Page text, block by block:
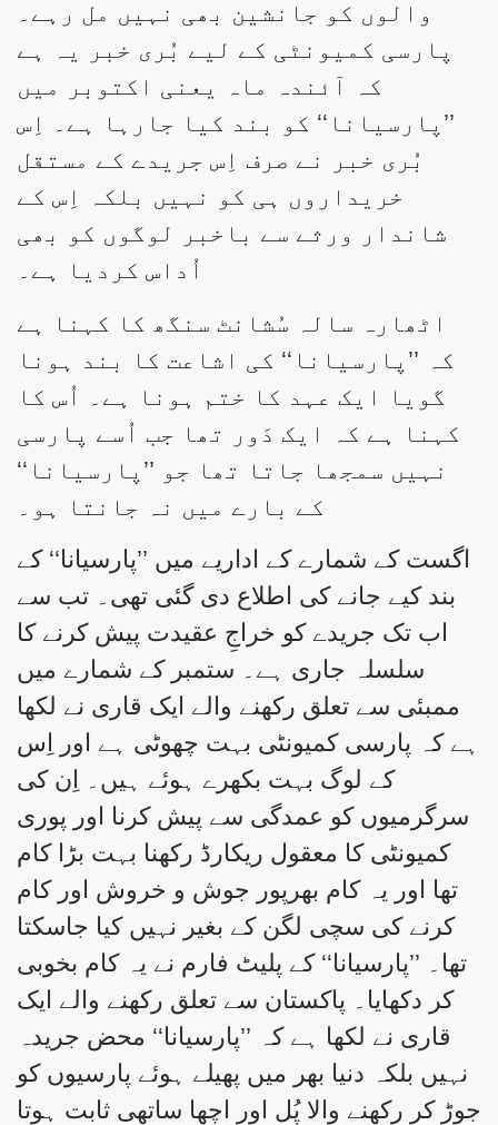
والوں کو جانشین بھی نہیں مل رہے۔
پارسی کمیونٹی کے لیے بُری خبر یہ ہے
کہ آئندہ ماہ یعنی اکتوبر میں
’’پارسیانا‘‘ کو بند کیا جارہا ہے۔ اِس
بُری خبر نے صرف اِس جریدے کے مستقل
خریداروں ہی کو نہیں بلکہ اِس کے
شاندار ورثے سے باخبر لوگوں کو بھی
اُداس کردیا ہے۔
اٹھارہ سالہ سُشانٹ سنگھ کا کہنا ہے
کہ ’’پارسیانا‘‘ کی اشاعت کا بند ہونا
گویا ایک عہد کا ختم ہونا ہے۔ اُس کا
کہنا ہے کہ ایک دَور تھا جب اُسے پارسی
نہیں سمجھا جاتا تھا جو ’’پارسیانا‘‘
کے بارے میں نہ جانتا ہو۔
اگست کے شمارے کے اداریے میں ’’پارسیانا‘‘ کے
بند کیے جانے کی اطلاع دی گئی تھی۔ تب سے
اب تک جریدے کو خراجِ عقیدت پیش کرنے کا
سلسلہ جاری ہے۔ ستمبر کے شمارے میں
ممبئی سے تعلق رکھنے والے ایک قاری نے لکھا
ہے کہ پارسی کمیونٹی بہت چھوٹی ہے اور اِس
کے لوگ بہت بکھرے ہوئے ہیں۔ اِن کی
سرگرمیوں کو عمدگی سے پیش کرنا اور پوری
کمیونٹی کا معقول ریکارڈ رکھنا بہت بڑا کام
تھا اور یہ کام بھرپور جوش و خروش اور کام
کرنے کی سچی لگن کے بغیر نہیں کیا جاسکتا
تھا۔ ’’پارسیانا‘‘ کے پلیٹ فارم نے یہ کام بخوبی
کر دکھایا۔ پاکستان سے تعلق رکھنے والے ایک
قاری نے لکھا ہے کہ ’’پارسیانا‘‘ محض جریدہ
نہیں بلکہ دنیا بھر میں پھیلے ہوئے پارسیوں کو
جوڑ کر رکھنے والا پُل اور اچھا ساتھی ثابت ہوتا